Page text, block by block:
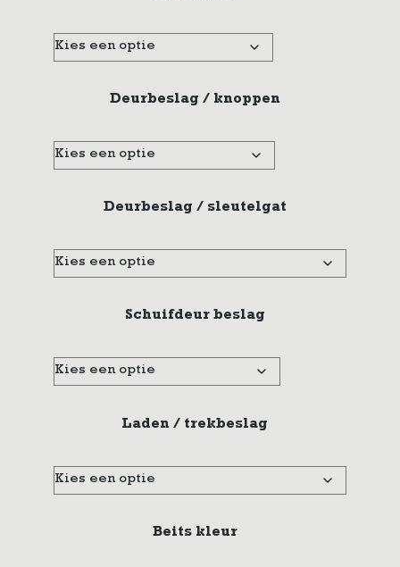
Deurbeslag / knoppen
Deurbeslag / sleutelgat
Schuifdeur beslag
Laden / trekbeslag
Beits kleur